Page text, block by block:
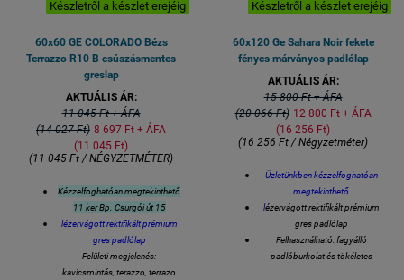
Készletről a készlet erejéig
60x60 GE COLORADO Bézs
Terrazzo R10 B csúszásmentes
greslap
AKTUÁLIS ÁR:
11 045 Ft + ÁFA
(14 027 Ft) 8 697 Ft + ÁFA
(11 045 Ft)
(11 045 Ft / NÉGYZETMÉTER)
Kézzelfoghatóan megtekinthető
11 ker Bp. Csurgói út 15
lézervágott rektifikált prémium
gres padlólap
Felületi megjelenés:
kavicsmintás, terazzo, terrazo
Készletről a készlet erejéig
60x120 Ge Sahara Noir fekete
fényes márványos padlólap
AKTUÁLIS ÁR:
15 800 Ft + ÁFA
(20 066 Ft) 12 800 Ft + ÁFA
(16 256 Ft)
(16 256 Ft / Négyzetméter)
Üzletünkben kézzelfoghatóan
megtekinthető
lézervágott rektifikált prémium
gres padlólap
Felhasználható: fagyálló
padlóburkolat és tökéletes